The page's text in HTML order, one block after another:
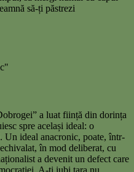
să-ți păstrezi
a luat ființă din dorința
spre același ideal: o
Un ideal anacronic, poate, într-
în mod deliberat, cu
a devenit un defect care
A-ți iubi țara nu